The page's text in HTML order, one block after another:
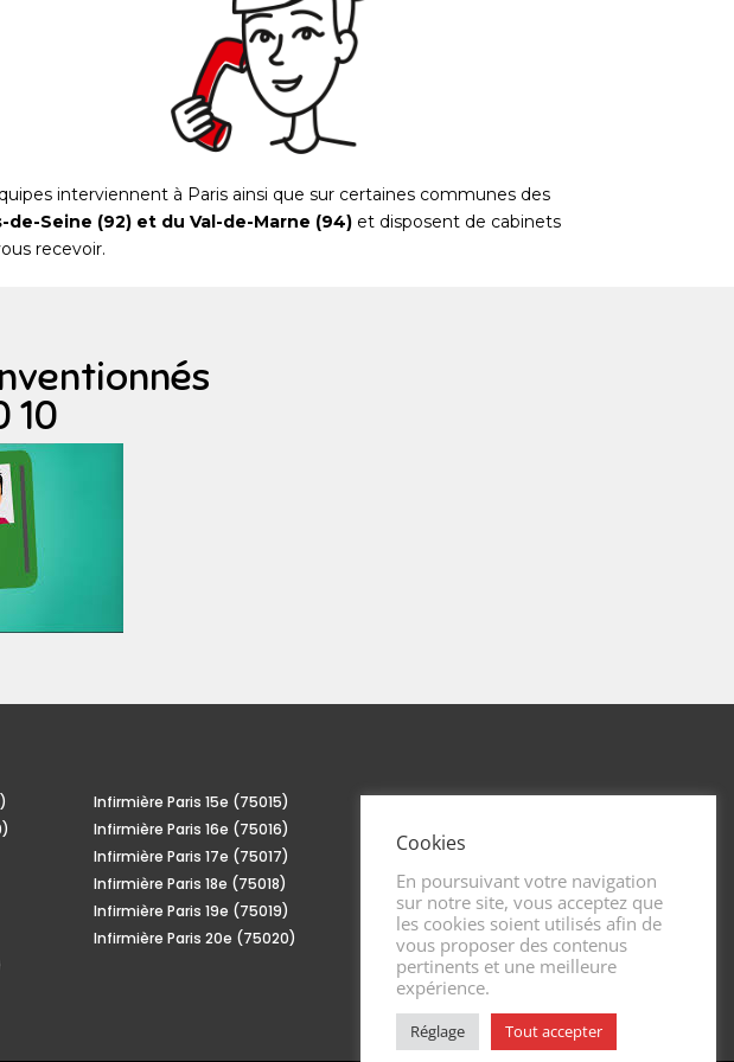
interviennent à Paris ainsi que sur certaines communes des
de-Seine (92) et du Val-de-Marne (94) et disposent de cabinets
recevoir.
10
Infirmière Paris 15e (75015)
Infirmière Paris 16e (75016)
Infirmière Paris 17e (75017)
Infirmière Paris 18e (75018)
Infirmière Paris 19e (75019)
Infirmière Paris 20e (75020)
Infirmière Paris 92
Infirmière Paris 94
Cookies
En poursuivant votre navigation
sur notre site, vous acceptez que
les cookies soient utilisés afin de
vous proposer des contenus
pertinents et une meilleure
expérience.
Réglage Tout accepter